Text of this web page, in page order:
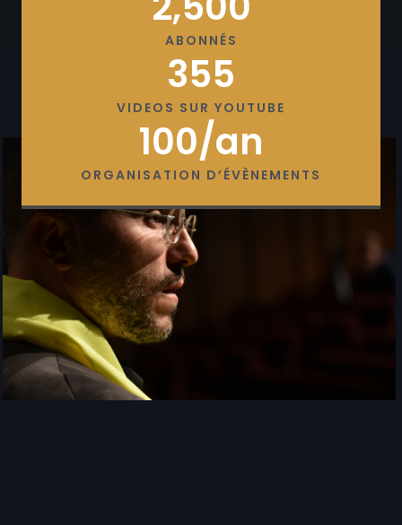
ABONNÉS
355
VIDEOS SUR YOUTUBE
100/an
ORGANISATION D’ÉVÈNEMENTS